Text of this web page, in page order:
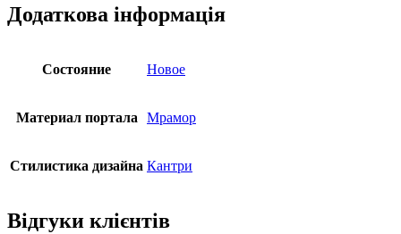
Додаткова інформація
Состояние Новое
Материал портала Мрамор
Стилистика дизайна Кантри
Відгуки клієнтів